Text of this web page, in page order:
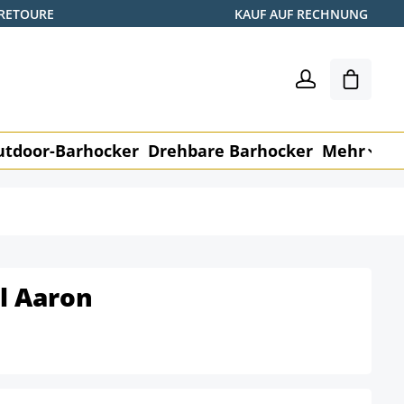
KAUF AUF RECHNUNG
Barhocker Drehbare Barhocker Mehr
Aaron